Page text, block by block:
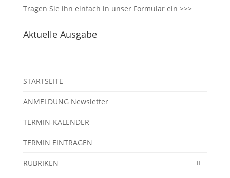
Tragen Sie ihn einfach in unser Formular ein >>>
Aktuelle Ausgabe
STARTSEITE
ANMELDUNG Newsletter
TERMIN-KALENDER
TERMIN EINTRAGEN
RUBRIKEN